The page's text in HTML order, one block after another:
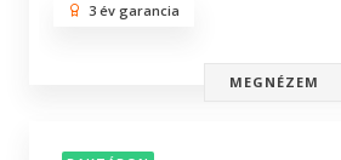
3 év garancia
MEGNÉZEM